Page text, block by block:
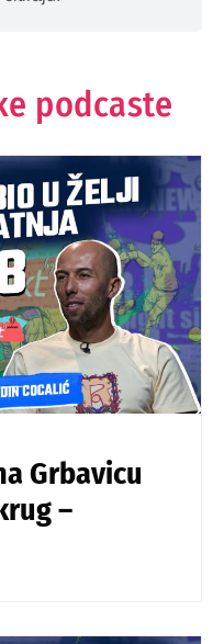
podcaste
Grbavicu
–